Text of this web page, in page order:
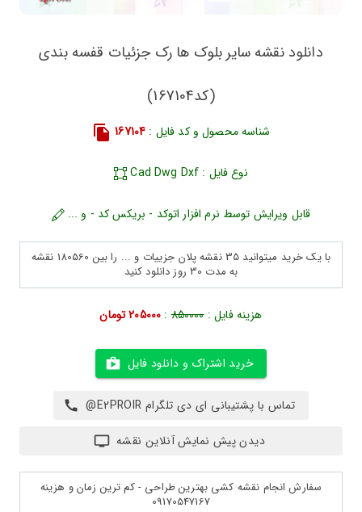
دانلود نقشه سایر بلوک ها رک جزئیات قفسه بندی
(کد167104)
شناسه محصول و کد فایل : 167104
نوع فایل : Cad Dwg Dxf
قابل ویرایش توسط نرم افزار اتوکد - بریکس کد - و ...
با یک خرید میتوانید 35 نقشه پلان جزییات و ... را بین 180560 نقشه
به مدت 30 روز دانلود کنید
هزینه فایل :850000
: 205000 تومان
خرید اشتراک و دانلود فایل
تماس با پشتیبانی ای دی تلگرام E2PROIR@
دیدن پیش نمایش آنلاین نقشه
سفارش انجام نقشه کشی بهترین طراحی - کم ترین زمان و هزینه
09170547167